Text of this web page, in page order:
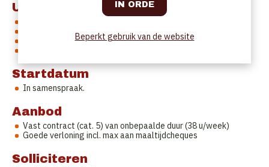
Uurrooster
4 of 5 dagen week
Startdatum
In samenspraak.
Aanbod
Vast contract (cat. 5) van onbepaalde duur (38 u/week)
Goede verloning incl. max aan maaltijdcheques
Solliciteren
Beperkt gebruik van de website